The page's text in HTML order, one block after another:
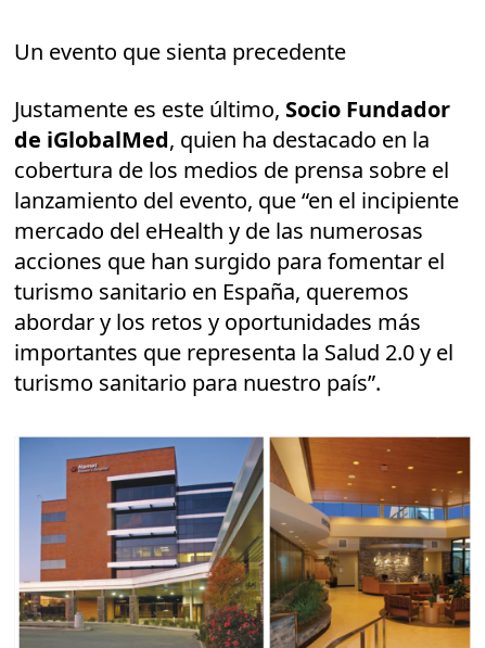
Un evento que sienta precedente
Justamente es este último, Socio Fundador
de iGlobalMed, quien ha destacado en la
cobertura de los medios de prensa sobre el
lanzamiento del evento, que “en el incipiente
mercado del eHealth y de las numerosas
acciones que han surgido para fomentar el
turismo sanitario en España, queremos
abordar y los retos y oportunidades más
importantes que representa la Salud 2.0 y el
turismo sanitario para nuestro país”.